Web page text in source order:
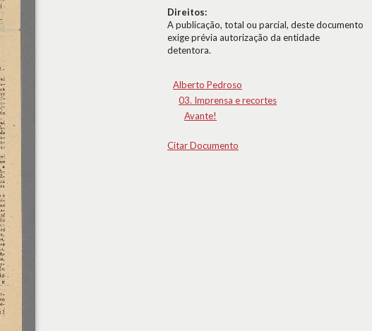
Direitos:
A publicação, total ou parcial, deste documento
exige prévia autorização da entidade
detentora.
Alberto Pedroso
03. Imprensa e recortes
Avante!
Citar Documento